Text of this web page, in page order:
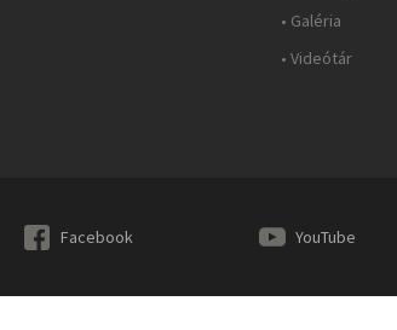
• Galéria
• Videótár
Facebook YouTube